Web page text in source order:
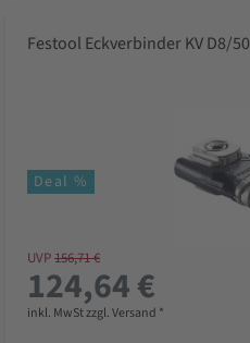
Festool Eckverbinder KV D8/50
Deal %
UVP156,71 €
124,64 €
inkl. MwSt zzgl. Versand *